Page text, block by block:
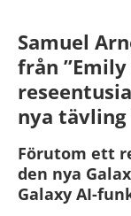
Samuel
från
nya tävling
Förutom ett
den nya
Galaxy AI-